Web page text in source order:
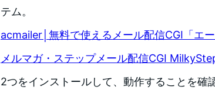
テム。
acmailer│無料で使えるメール配信CGI「エー
メルマガ・ステップメール配信CGI
2つをインストールして、動作することを確